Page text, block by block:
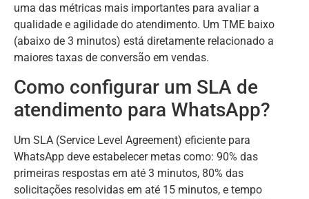
uma das métricas mais importantes para avaliar a
qualidade e agilidade do atendimento. Um TME baixo
(abaixo de 3 minutos) está diretamente relacionado a
maiores taxas de conversão em vendas.
Como configurar um SLA de
atendimento para WhatsApp?
Um SLA (Service Level Agreement) eficiente para
WhatsApp deve estabelecer metas como: 90% das
primeiras respostas em até 3 minutos, 80% das
solicitações resolvidas em até 15 minutos, e tempo